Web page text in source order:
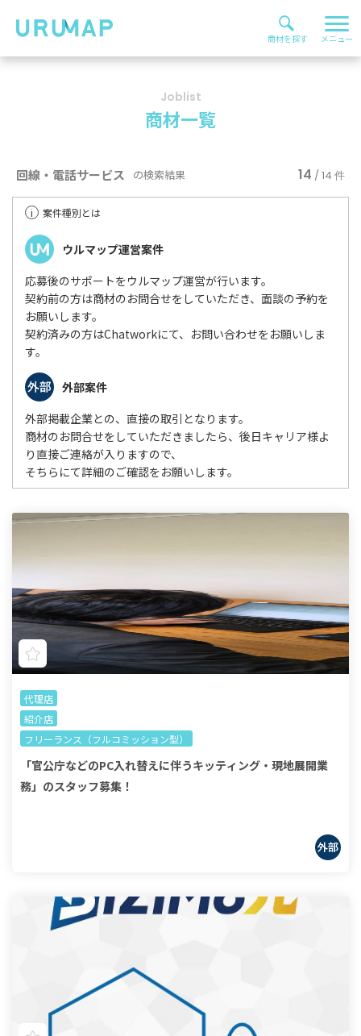
Joblist
商材一覧
回線・電話サービス の検索結果 14 / 14 件
i 案件種別とは
ウルマップ運営案件
応募後のサポートをウルマップ運営が行います。
契約前の方は商材のお問合せをしていただき、面談の予約を
お願いします。
契約済みの方はChatworkにて、お問い合わせをお願いしま
す。
外部案件
外部掲載企業との、直接の取引となります。
商材のお問合せをしていただきましたら、後日キャリア様よ
り直接ご連絡が入りますので、
そちらにて詳細のご確認をお願いします。
代理店
紹介店
フリーランス（フルコミッション型）
「官公庁などのPC入れ替えに伴うキッティング・現地展開業
務」のスタッフ募集！